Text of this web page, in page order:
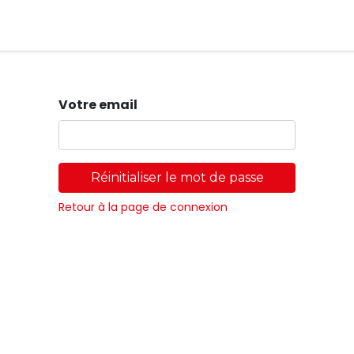
Votre email
Réinitialiser le mot de passe
Retour à la page de connexion